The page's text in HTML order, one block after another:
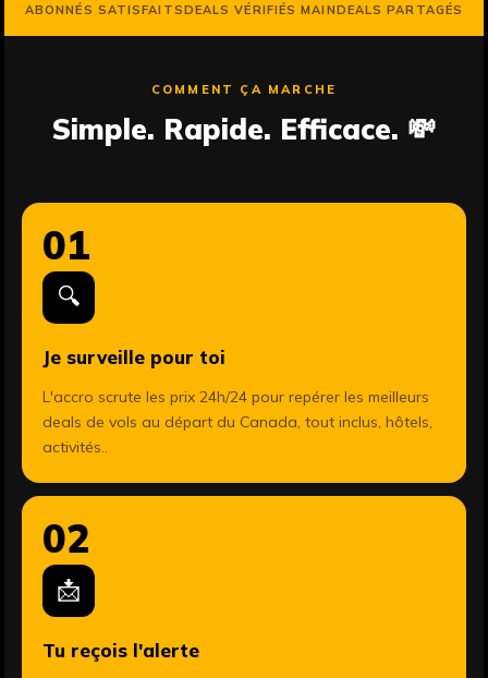
ABONNÉS SATISFAITSDEALS VÉRIFIÉS MAINDEALS PARTAGÉS
COMMENT ÇA MARCHE
Simple. Rapide. Efficace. 💸
01
🔍
Je surveille pour toi
L'accro scrute les prix 24h/24 pour repérer les meilleurs
deals de vols au départ du Canada, tout inclus, hôtels,
activités..
02
📩
Tu reçois l'alerte